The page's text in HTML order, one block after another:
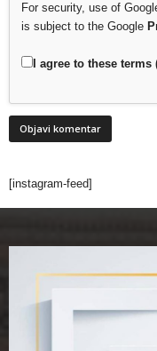
For security, use of
is subject to the Google
I agree to these terms
[instagram-feed]